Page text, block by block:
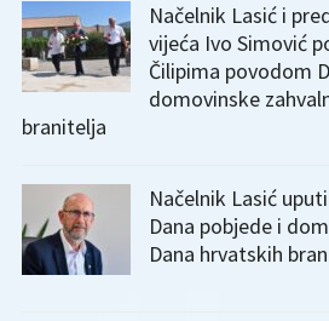
Načelnik Lasić i
vijeća Ivo Simović
Čilipima povodom
domovinske
branitelja
Načelnik Lasić
Dana pobjede i
Dana hrvatskih